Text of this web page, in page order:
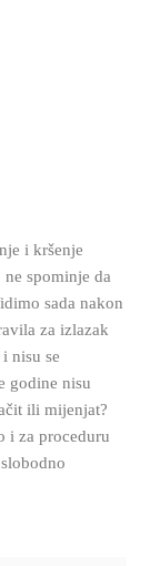
i kršenje
spominje da
sada nakon
za izlazak
nisu se
godine nisu
ili mijenjat?
i za proceduru